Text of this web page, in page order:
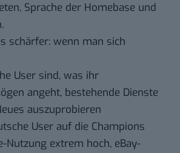
Sprache der Homebase und
schärfer: wenn man sich
User sind, was ihr
angeht, bestehende Dienste
auszuprobieren
User auf die Champions
Nutzung extrem hoch, eBay-